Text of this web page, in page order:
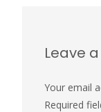
Leave
Your email
Required